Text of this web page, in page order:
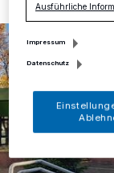
Ausführliche
Impressum
Datenschutz